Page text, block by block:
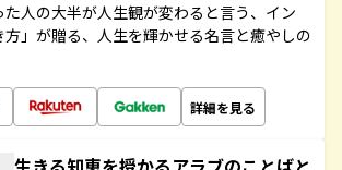
人の大半が人生観が変わると言う、イン
方」が贈る、人生を輝かせる名言と癒やしの
詳細を見る